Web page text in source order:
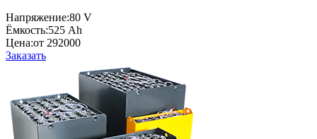
Напряжение:80 V
Ёмкость:525 Ah
Цена:от 292000
Заказать